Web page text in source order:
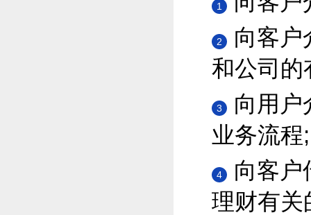
1
2
向客户
和公司的
3
向用户
业务流程;
4
向客户
理财有关